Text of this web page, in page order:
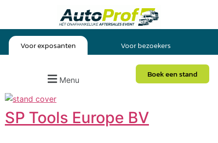
Voor exposanten Voor bezoekers
Menu
Boek een stand
SP Tools Europe BV